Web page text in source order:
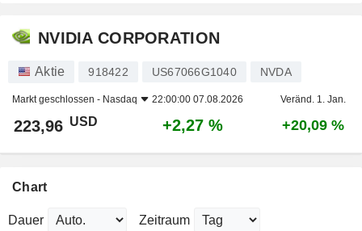
NVIDIA CORPORATION
Aktie 918422 US67066G1040 NVDA
Markt geschlossen - Nasdaq 22:00:00 07.08.2026 Veränd. 1. Jan.
223,96 USD +2,27 % +20,09 %
Chart
Dauer Zeitraum